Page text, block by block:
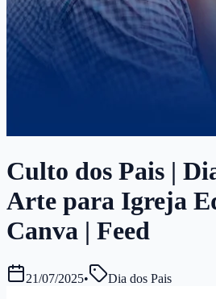
Culto dos Pais |
Arte para Igreja
Canva | Feed
21/07/2025• Dia dos Pais